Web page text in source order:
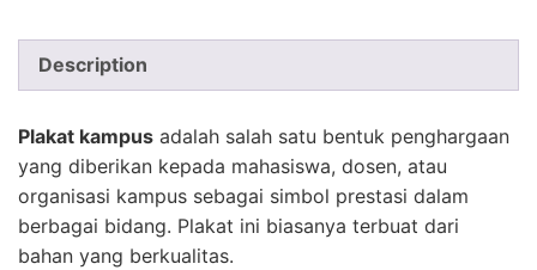
Description
Plakat kampus adalah salah satu bentuk penghargaan
yang diberikan kepada mahasiswa, dosen, atau
organisasi kampus sebagai simbol prestasi dalam
berbagai bidang. Plakat ini biasanya terbuat dari
bahan yang berkualitas.